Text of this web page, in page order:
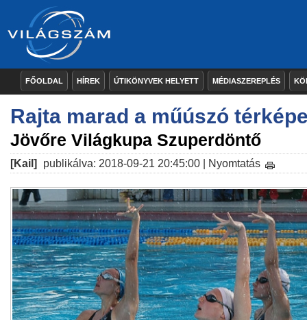
FŐOLDAL HÍREK ÚTIKÖNYVEK HELYETT MÉDIASZEREPLÉS
Rajta marad a műúszó
Jövőre Világkupa Szuperdöntő
[Kail] publikálva: 2018-09-21 20:45:00 | Nyomtatás